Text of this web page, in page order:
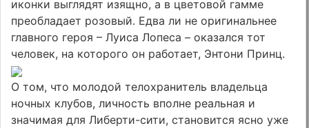
иконки выглядят изящно, а в цветовой гамме
преобладает розовый. Едва ли не оригинальнее
главного героя – Луиса Лопеса – оказался тот
человек, на которого он работает, Энтони Принц.
О том, что молодой телохранитель владельца
ночных клубов, личность вполне реальная и
значимая для Либерти-сити, становится ясно уже